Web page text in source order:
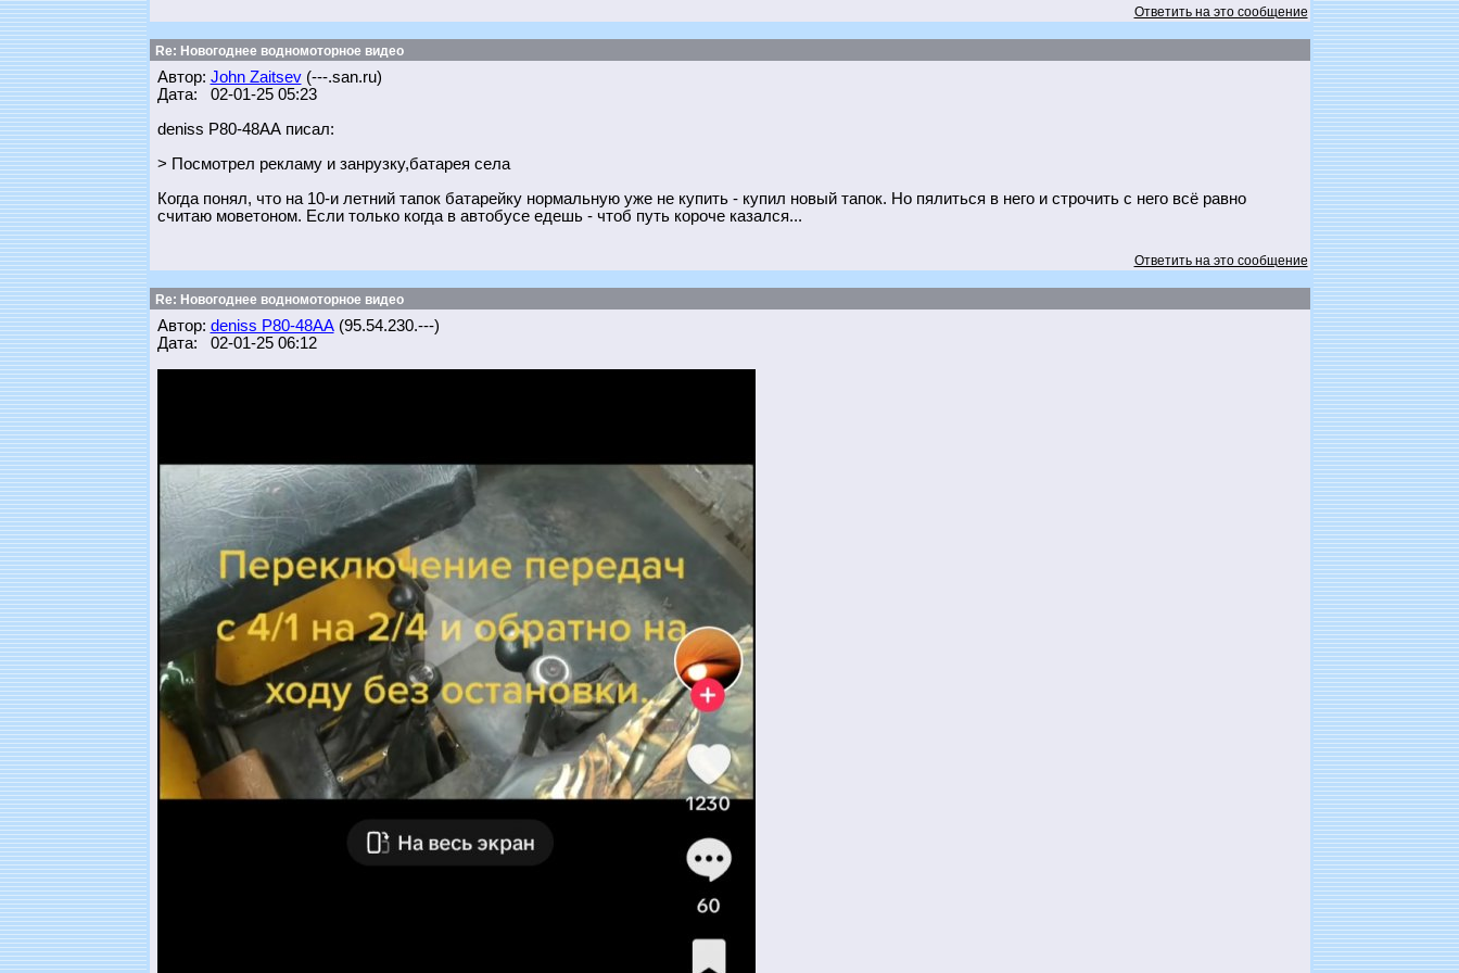
Ответить на это сообщение
Re: Новогоднее водномоторное видео
Автор: John Zaitsev(---.san.ru)
Дата: 02-01-25 05:23
deniss Р80-48АА писал:
> Посмотрел рекламу и занрузку,батарея села
Когда понял, что на 10-и летний тапок батарейку нормальную уже не купить - купил новый тапок. Но пялиться в него и строчить с него всё равно
считаю моветоном. Если только когда в автобусе едешь - чтоб путь короче казался...
Ответить на это сообщение
Re: Новогоднее водномоторное видео
Автор: deniss Р80-48АА(95.54.230.---)
Дата: 02-01-25 06:12